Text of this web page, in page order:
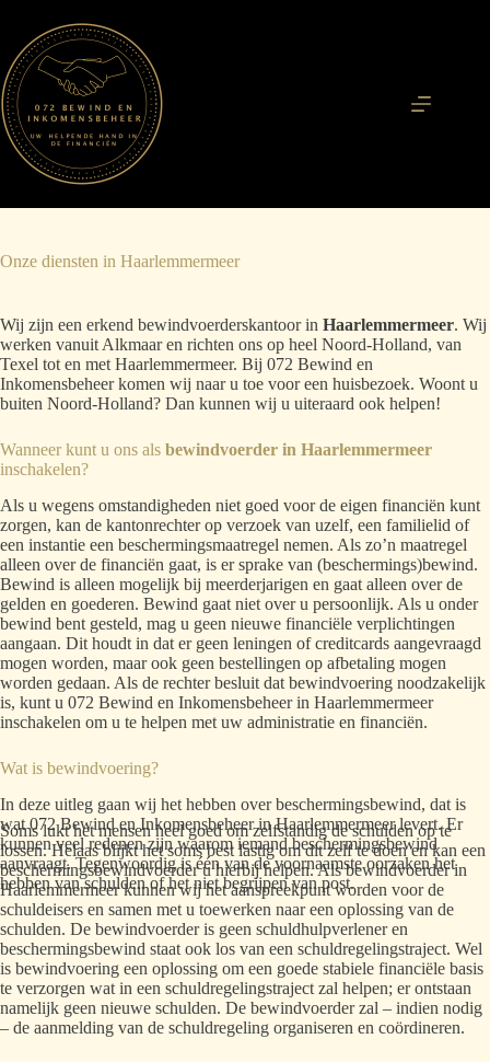
inhoud
Onze diensten in Haarlemmermeer
Wij zijn een erkend bewindvoerderskantoor in Haarlemmermeer. Wij
werken vanuit Alkmaar en richten ons op heel Noord-Holland, van
Texel tot en met Haarlemmermeer. Bij 072 Bewind en
Inkomensbeheer komen wij naar u toe voor een huisbezoek. Woont u
buiten Noord-Holland? Dan kunnen wij u uiteraard ook helpen!
Wanneer kunt u ons als bewindvoerder in Haarlemmermeer
inschakelen?
Als u wegens omstandigheden niet goed voor de eigen financiën kunt
zorgen, kan de kantonrechter op verzoek van uzelf, een familielid of
een instantie een beschermingsmaatregel nemen. Als zo’n maatregel
alleen over de financiën gaat, is er sprake van (beschermings)bewind.
Bewind is alleen mogelijk bij meerderjarigen en gaat alleen over de
gelden en goederen. Bewind gaat niet over u persoonlijk. Als u onder
bewind bent gesteld, mag u geen nieuwe financiële verplichtingen
aangaan. Dit houdt in dat er geen leningen of creditcards aangevraagd
mogen worden, maar ook geen bestellingen op afbetaling mogen
worden gedaan. Als de rechter besluit dat bewindvoering noodzakelijk
is, kunt u 072 Bewind en Inkomensbeheer in Haarlemmermeer
inschakelen om u te helpen met uw administratie en financiën.
Wat is bewindvoering?
In deze uitleg gaan wij het hebben over beschermingsbewind, dat is
wat 072 Bewind en Inkomensbeheer in Haarlemmermeer levert. Er
kunnen veel redenen zijn waarom iemand beschermingsbewind
aanvraagt. Tegenwoordig is één van de voornaamste oorzaken het
hebben van schulden of het niet begrijpen van post.
Soms lukt het mensen heel goed om zelfstandig de schulden op te
lossen. Helaas blijkt het soms best lastig om dit zelf te doen en kan een
beschermingsbewindvoerder u hierbij helpen. Als bewindvoerder in
Haarlemmermeer kunnen wij het aanspreekpunt worden voor de
schuldeisers en samen met u toewerken naar een oplossing van de
schulden. De bewindvoerder is geen schuldhulpverlener en
beschermingsbewind staat ook los van een schuldregelingstraject. Wel
is bewindvoering een oplossing om een goede stabiele financiële basis
te verzorgen wat in een schuldregelingstraject zal helpen; er ontstaan
namelijk geen nieuwe schulden. De bewindvoerder zal – indien nodig
– de aanmelding van de schuldregeling organiseren en coördineren.